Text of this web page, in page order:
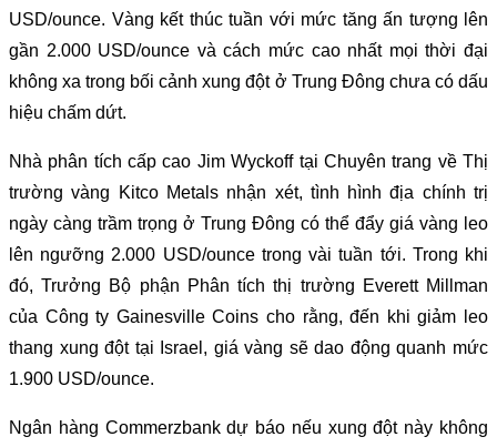
USD/ounce. Vàng kết thúc tuần với mức tăng ấn tượng lên
gần 2.000 USD/ounce và cách mức cao nhất mọi thời đại
không xa trong bối cảnh xung đột ở Trung Đông chưa có dấu
hiệu chấm dứt.
Nhà phân tích cấp cao Jim Wyckoff tại Chuyên trang về Thị
trường vàng Kitco Metals nhận xét, tình hình địa chính trị
ngày càng trầm trọng ở Trung Đông có thể đẩy giá vàng leo
lên ngưỡng 2.000 USD/ounce trong vài tuần tới. Trong khi
đó, Trưởng Bộ phận Phân tích thị trường Everett Millman
của Công ty Gainesville Coins cho rằng, đến khi giảm leo
thang xung đột tại Israel, giá vàng sẽ dao động quanh mức
1.900 USD/ounce.
Ngân hàng Commerzbank dự báo nếu xung đột này không